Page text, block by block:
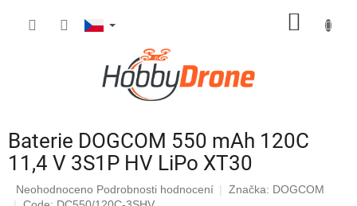
Baterie DOGCOM 550 mAh 120C
11,4 V 3S1P HV LiPo XT30
Průměrné
Neohodnoceno Podrobnosti hodnocení Značka: DOGCOM